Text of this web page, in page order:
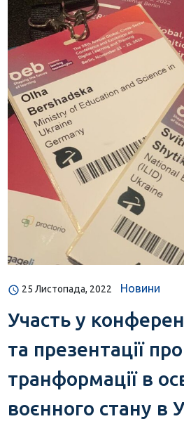
25 Листопада, 2022 Новини
Участь у
та презентації
транформації в
воєнного стану в